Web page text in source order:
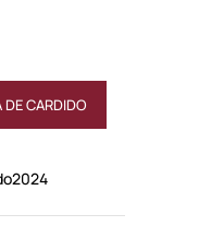
DE CARDIDO